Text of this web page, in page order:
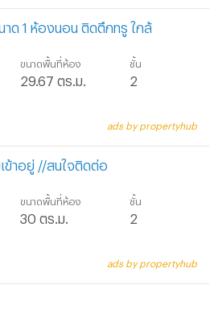
รจัดการขอนแก่น :
าด 1 ห้องนอน ติดตึกทรู ใกล้
ขนาดพื้นที่ห้อง
29.67 ตร.ม.
ชั้น
2
ads by propertyhub
เข้าอยู่ //สนใจติดต่อ
ขนาดพื้นที่ห้อง
30 ตร.ม.
ชั้น
2
ads by propertyhub